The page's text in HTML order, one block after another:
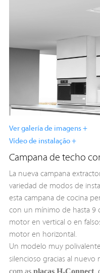
Ver galería de imagens +
Vídeo de instalação +
Campana de techo
La nueva campana
variedad de modos de
esta campana de cocina
con un mínimo de hasta 9
motor en vertical o en
motor en horizontal.
Un modelo muy
silencioso gracias al nuevo